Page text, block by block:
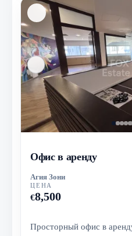
Офис в аренду
Агия Зони
ЦЕНА
€8,500
Просторный офис в